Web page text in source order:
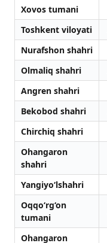
Xovos tumani
Toshkent viloyati
Nurafshon shahri
Olmaliq shahri
Angren shahri
Bekobod shahri
Chirchiq shahri
Ohangaron
shahri
Yangiyo‘lshahri
Oqqo‘rg‘on
tumani
Ohangaron